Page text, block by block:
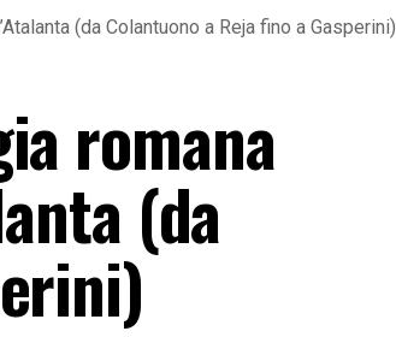
(da Colantuono a Reja fino a Gasperini)
romana
(da